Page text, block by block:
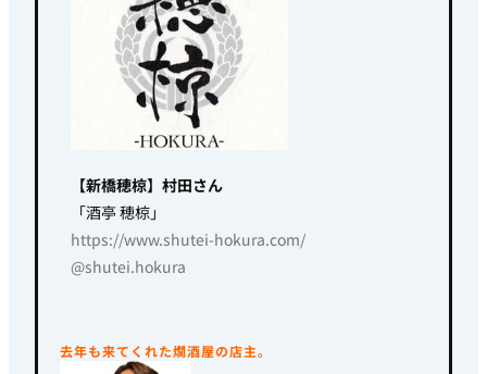
【新橋穂椋】村田さん
「酒亭穂椋」
https://www.shutei-hokura.com/
@shutei.hokura
去年も来てくれた燗酒屋の店主。